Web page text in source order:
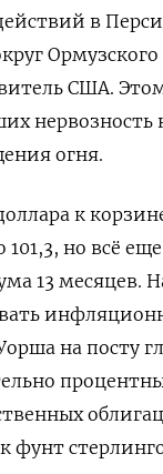
в
США.
⁠нервозность
огня.
к
101,3, но всё
13 месяцев.
на ​посту
фунт